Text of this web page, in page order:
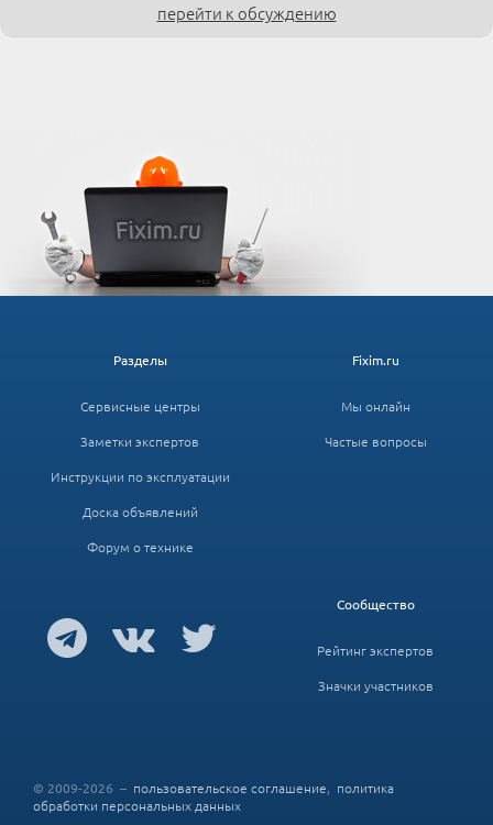
перейти к обсуждению
Fixim.ru
Мы онлайн
Частые вопросы
Разделы
Сервисные центры
Заметки экспертов
Инструкции по эксплуатации
Доска объявлений
Форум о технике
Сообщество
Рейтинг экспертов
Значки участников
© 2009-2026 – пользовательское соглашение, политика
обработки персональных данных